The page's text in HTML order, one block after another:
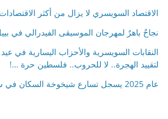
الاقتصاد السويسري لا يزال من أكثر
نجاحٌ باهرٌ لمهرجان الموسيقى الفيدرالي في
النقابات السويسرية والأحزاب اليسارية في
لتقييد الهجرة.. لا للحروب.. فلسطين حرة …!
عام 2025 يسجل تسارع شيخوخة السكان في سويسرا